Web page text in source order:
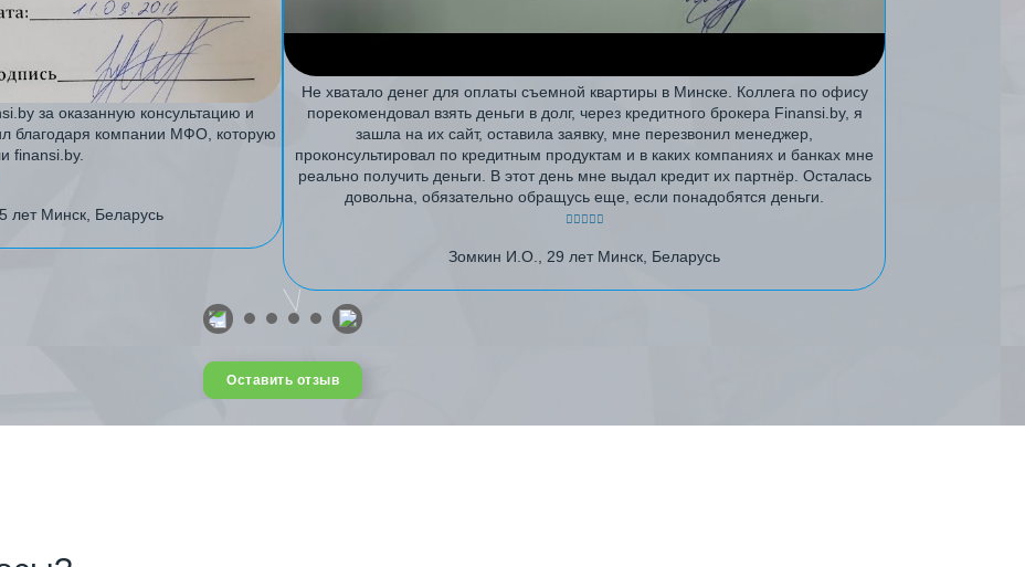
за оказанную консультацию и
благодаря компании МФО, которую
finansi.by.
лет Минск, Беларусь
Не хватало денег для оплаты съемной квартиры в Минске. Коллега по офису
порекомендовал взять деньги в долг, через кредитного брокера Finansi.by, я
зашла на их сайт, оставила заявку, мне перезвонил менеджер,
проконсультировал по кредитным продуктам и в каких компаниях и банках мне
реально получить деньги. В этот день мне выдал кредит их партнёр. Осталась
довольна, обязательно обращусь еще, если понадобятся деньги.
Зомкин И.О., 29 лет Минск, Беларусь
Оставить отзыв